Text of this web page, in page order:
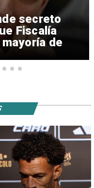
secreto
Fiscalía
de